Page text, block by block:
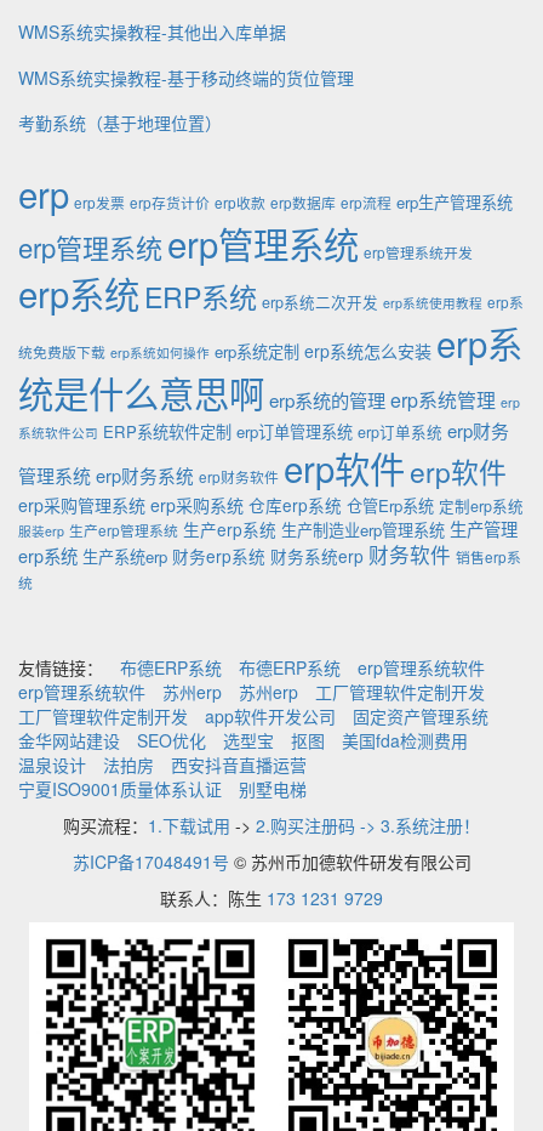
WMS系统实操教程-其他出入库单据
WMS系统实操教程-基于移动终端的货位管理
考勤系统（基于地理位置）
erp erp发票 erp存货计价 erp收款 erp数据库 erp流程 erp生产管理系统
erp管理系统erp管理系统 erp管理系统开发
erp系统 ERP系统 erp系统二次开发 erp系统使用教程 erp系
统免费版下载 erp系统如何操作 erp系统定制 erp系统怎么安装 erp系
统是什么意思啊erp系统的管理erp系统管理 erp
系统软件公司 ERP系统软件定制 erp订单管理系统 erp订单系统 erp财务
管理系统erp财务系统 erp财务软件 erp软件erp软件
erp采购管理系统 erp采购系统 仓库erp系统 仓管Erp系统 定制erp系统
服装erp 生产erp管理系统 生产erp系统 生产制造业erp管理系统 生产管理
erp系统 生产系统erp 财务erp系统 财务系统erp 财务软件 销售erp系
统
友情链接： 布德ERP系统 布德ERP系统
erp管理系统软件
erp管理系统软件
苏州erp 苏州erp
工厂管理软件定制开发
工厂管理软件定制开发
app软件开发公司
固定资产管理系统
金华网站建设
SEO优化 选型宝 抠图
美国fda检测费用
温泉设计
法拍房
西安抖音直播运营
宁夏ISO9001质量体系认证
别墅电梯
购买流程： 1.下载试用 -> 2.购买注册码 -> 3.系统注册！
苏ICP备17048491号 © 苏州币加德软件研发有限公司
联系人：陈生 173 1231 9729